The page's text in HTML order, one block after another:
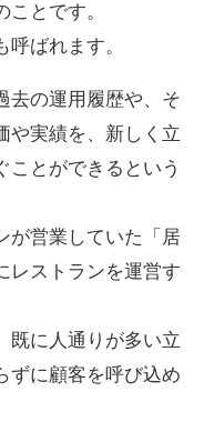
とです。
ばれます。
去の運用履歴や、そ
や実績を、新しく立
ことができるという
が営業していた「居
レストランを運営す
既に人通りが多い立
ずに顧客を呼び込め